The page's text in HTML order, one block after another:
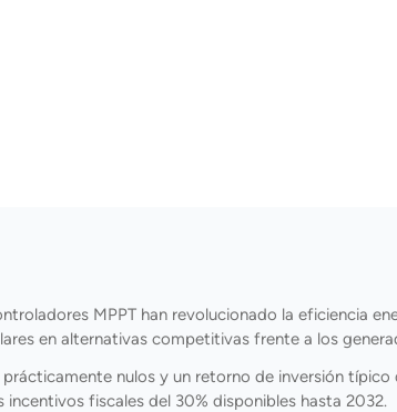
MPPT han revolucionado la eficiencia
en alternativas competitivas frente a los
nulos y un retorno de inversión
fiscales del 30% disponibles hasta 2032.